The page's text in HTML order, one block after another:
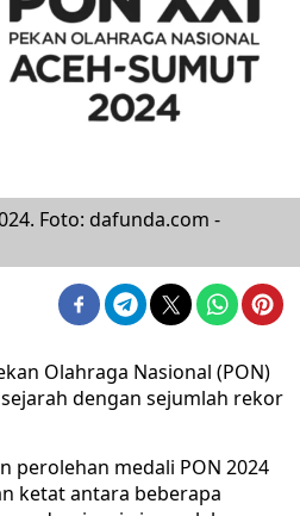
Foto: dafunda.com -
Olahraga Nasional (PON)
dengan sejumlah rekor
perolehan medali PON 2024
ketat antara beberapa